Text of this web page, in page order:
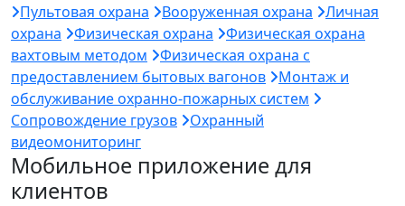
Пультовая охрана Вооруженная охрана
Личная
охрана
Физическая охрана
Физическая охрана
вахтовым методом
Физическая охрана с
предоставлением бытовых вагонов
Монтаж и
обслуживание охранно-пожарных систем
Сопровождение грузов
Охранный
видеомониторинг
Мобильное приложение для
клиентов